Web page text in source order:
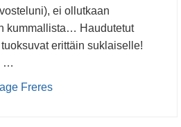
ei ollutkaan
kummallista… Haudutetut
erittäin suklaiselle!
…
Freres